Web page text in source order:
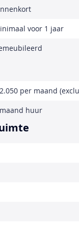
voor 1 jaar
per maand
huur